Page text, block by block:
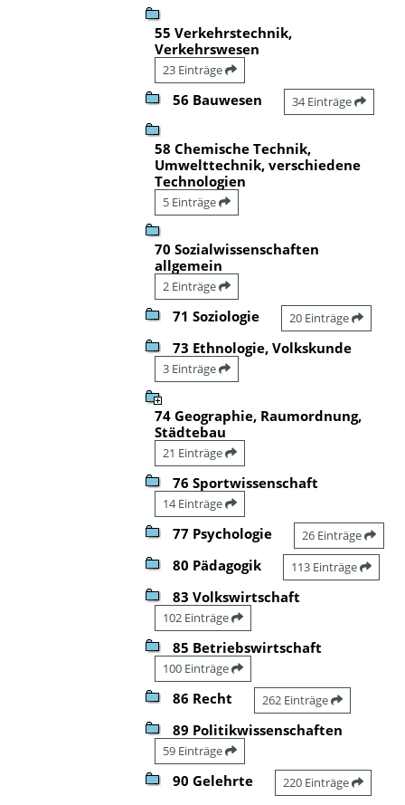
55 Verkehrstechnik,
Verkehrswesen
23 Einträge
56 Bauwesen 34 Einträge
58 Chemische Technik,
Umwelttechnik, verschiedene
Technologien
5 Einträge
70 Sozialwissenschaften
allgemein
2 Einträge
71 Soziologie 20 Einträge
73 Ethnologie, Volkskunde
3 Einträge
74 Geographie, Raumordnung,
Städtebau
21 Einträge
76 Sportwissenschaft
14 Einträge
77 Psychologie 26 Einträge
80 Pädagogik 113 Einträge
83 Volkswirtschaft
102 Einträge
85 Betriebswirtschaft
100 Einträge
86 Recht 262 Einträge
89 Politikwissenschaften
59 Einträge
90 Gelehrte 220 Einträge